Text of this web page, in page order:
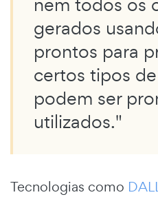
gerados
prontos para
certos tipos
podem ser
utilizados."
Tecnologias como